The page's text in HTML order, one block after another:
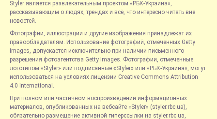
Styler является развлекательным проектом «РБК-Украина»,
рассказывающим о людях, трендах и всё, что интересно читать вне
новостей.
Фотографии, иллюстрации и другие изображения принадлежат их
правообладателям. Использование фотографий, отмеченных Getty
Images, допускается исключительно при наличии письменного
разрешения фотоагентства Getty Images. Фотографии, отмеченные
логотипом «Styler» или подписанные «Styler» или «РБК-Украина», могут
использоваться на условиях лицензии Creative Commons Attribution
4.0 International.
При полном или частичном воспроизведении информационных
материалов, опубликованных на вебсайте «Styler» (styler.rbc.ua),
обязательно размещение активной гиперссылки на styler.rbc.ua,